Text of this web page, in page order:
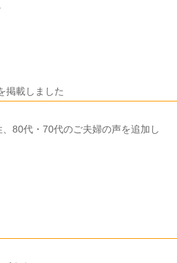
掲載しました
80代・70代のご夫婦の声を追加し